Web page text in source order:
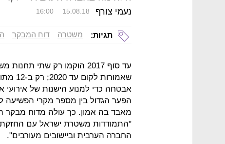
נעמי צורף 16:00 15.08.18
תגיות: משטרה דוח המבקר
אבטחה כדי למנוע הישנות של
הפער הגדול בין מספר מקרי הפשיעה
מאבד בה אמון. כך עולה מדוח מבקר
"התמודדות משטרת ישראל עם החזקת
החברה הערבית וביישובים מעורבים".